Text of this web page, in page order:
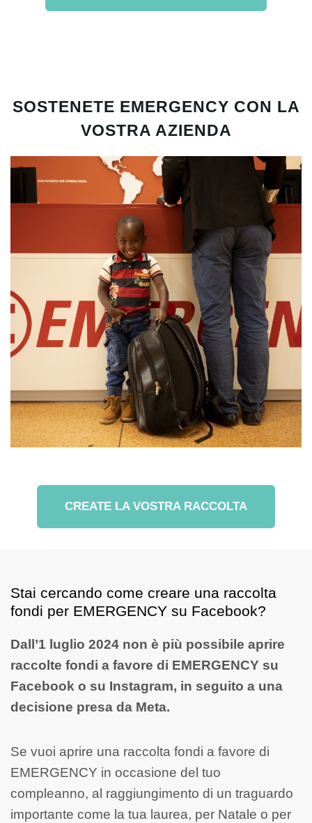
SOSTENETE EMERGENCY CON LA
VOSTRA AZIENDA
CREATE LA VOSTRA RACCOLTA
Stai cercando come creare una raccolta
fondi per EMERGENCY su Facebook?
Dall’1 luglio 2024 non è più possibile aprire
raccolte fondi a favore di EMERGENCY su
Facebook o su Instagram, in seguito a una
decisione presa da Meta.
Se vuoi aprire una raccolta fondi a favore di
EMERGENCY in occasione del tuo
compleanno, al raggiungimento di un traguardo
importante come la tua laurea, per Natale o per